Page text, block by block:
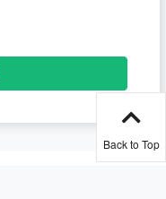
Back to Top